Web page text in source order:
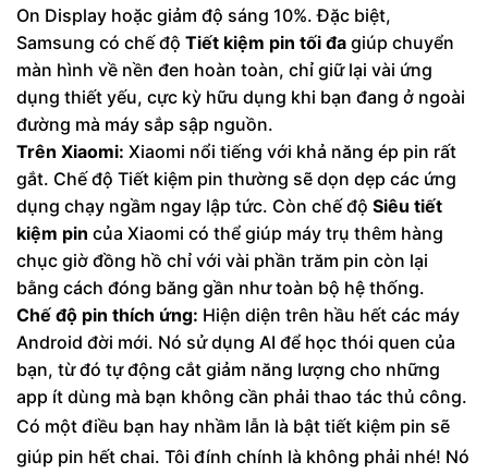
On Display hoặc giảm độ sáng 10%. Đặc biệt,
Samsung có chế độ Tiết kiệm pin tối đa giúp chuyển
màn hình về nền đen hoàn toàn, chỉ giữ lại vài ứng
dụng thiết yếu, cực kỳ hữu dụng khi bạn đang ở ngoài
đường mà máy sắp sập nguồn.
Trên Xiaomi: Xiaomi nổi tiếng với khả năng ép pin rất
gắt. Chế độ Tiết kiệm pin thường sẽ dọn dẹp các ứng
dụng chạy ngầm ngay lập tức. Còn chế độ Siêu tiết
kiệm pin của Xiaomi có thể giúp máy trụ thêm hàng
chục giờ đồng hồ chỉ với vài phần trăm pin còn lại
bằng cách đóng băng gần như toàn bộ hệ thống.
Chế độ pin thích ứng: Hiện diện trên hầu hết các máy
Android đời mới. Nó sử dụng AI để học thói quen của
bạn, từ đó tự động cắt giảm năng lượng cho những
app ít dùng mà bạn không cần phải thao tác thủ công.
Có một điều bạn hay nhầm lẫn là bật tiết kiệm pin sẽ
giúp pin hết chai. Tôi đính chính là không phải nhé! Nó